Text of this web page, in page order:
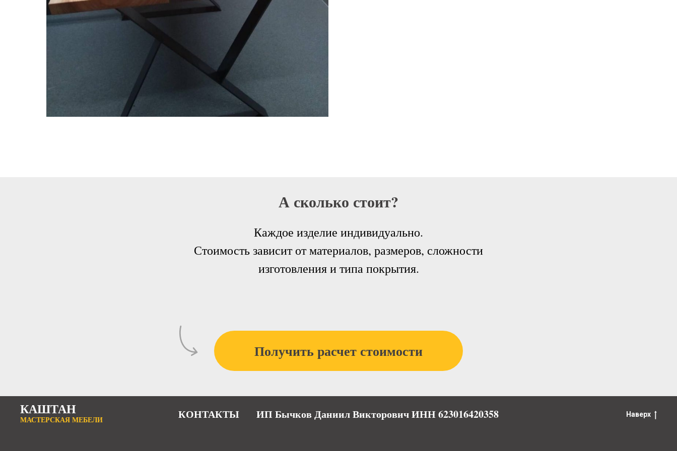
А сколько стоит?
Каждое изделие индивидуально.
Стоимость зависит от материалов, размеров, сложности
изготовления и типа покрытия.
Получить расчет стоимости
КАШТАН
МАСТЕРСКАЯ МЕБЕЛИ КОНТАКТЫ ИП Бычков Даниил Викторович ИНН 623016420358 Наверх